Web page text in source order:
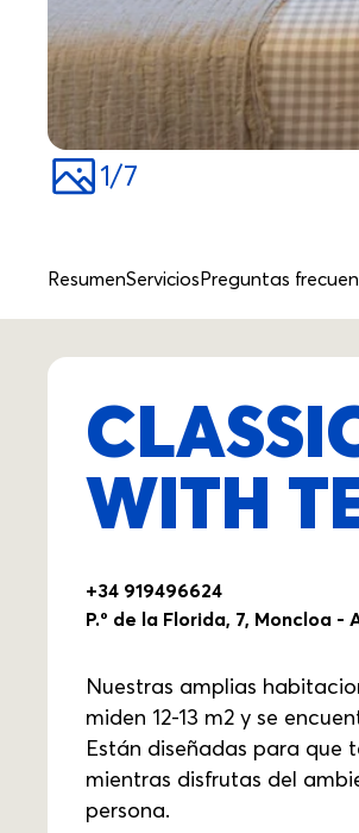
1/7
ResumenServiciosPreguntas
WITH
+34 919496624
P.º de la Florida, 7, Moncloa
Nuestras amplias
miden 12-13 m2 y se
Están diseñadas para que
mientras disfrutas del
persona.